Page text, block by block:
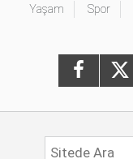
Yaşam
Spor